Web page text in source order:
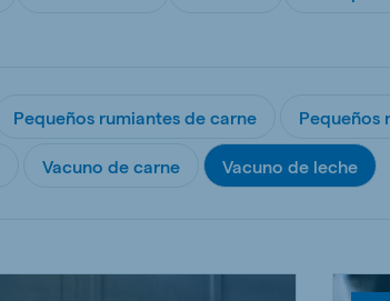
Pequeños rumiantes de carne Pequeños
Vacuno de carne Vacuno de leche
English